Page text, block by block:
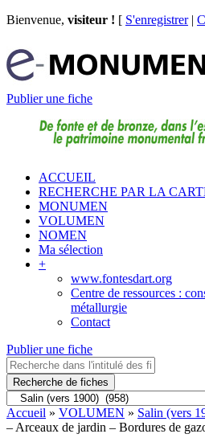
Bienvenue, visiteur ! [ S'enregistrer|
Publier une fiche
ACCUEIL
RECHERCHE PAR LA
MONUMEN
VOLUMEN
NOMEN
Ma sélection
+
www.fontesdart.org
Centre de ressources :
métallurgie
Contact
Publier une fiche
Recherche de fiches
Accueil » VOLUMEN » Salin (vers
– Arceaux de jardin – Bordures de